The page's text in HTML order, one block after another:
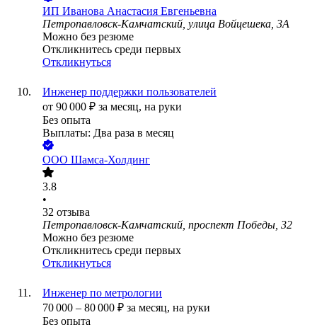
ИП Иванова Анастасия Евгеньевна
Петропавловск-Камчатский, улица Войцешека, 3А
Можно без резюме
Откликнитесь среди первых
Откликнуться
Инженер поддержки пользователей
от 90 000 ₽ за месяц, на руки
Без опыта
Выплаты: Два раза в месяц
ООО Шамса-Холдинг
3.8
•
32 отзыва
Петропавловск-Камчатский, проспект Победы, 32
Можно без резюме
Откликнитесь среди первых
Откликнуться
Инженер по метрологии
70 000 – 80 000 ₽ за месяц, на руки
Без опыта